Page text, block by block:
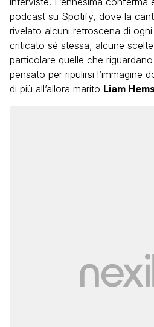
podcast su Spotify, dove la
rivelato alcuni retroscena di
criticato sé stessa, alcune
particolare quelle che
pensato per ripulirsi l’immagine
di più all’allora marito Liam